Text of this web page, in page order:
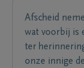
Afscheid
wat voorbij is
ter
onze innige